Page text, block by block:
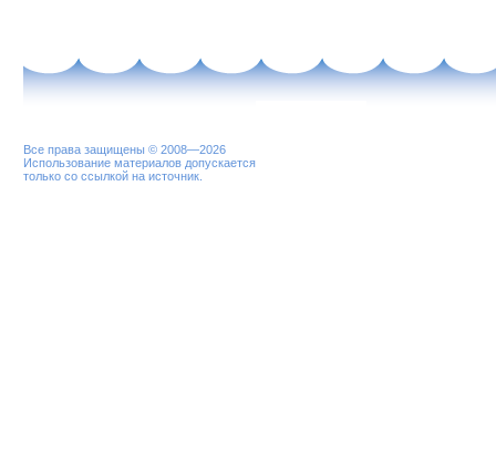
Все права защищены © 2008—2026
Использование материалов допускается
только со ссылкой на источник.